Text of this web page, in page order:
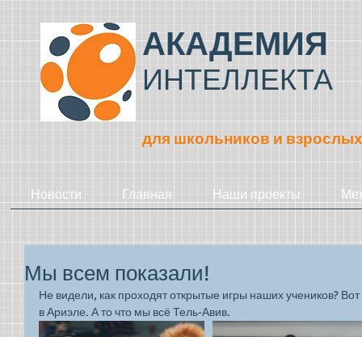
АКАДЕМИЯ
ИНТЕЛЛЕКТА
для школьников и взрослых
Новости Главная Наши проекты
Мы всем показали!
Не видели, как проходят открытые игры наших учеников?
в Ариэле. А то что мы всё Тель-Авив.